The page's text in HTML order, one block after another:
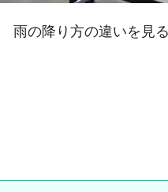
違いを見る模